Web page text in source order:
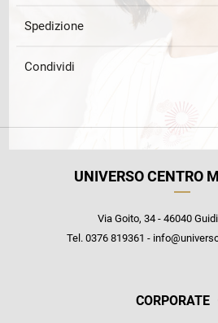
Spedizione
Condividi
UNIVERSO CENTRO
Via Goito, 34 - 46040
Tel. 0376 819361 -
CORPORATE